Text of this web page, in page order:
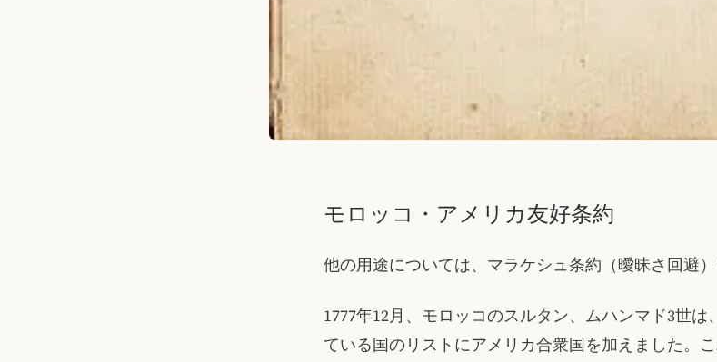
モロッコ・アメリカ友好条約
他の用途については、マラケシュ条約（曖昧さ回避）
1777年12月、モロッコのスルタン、ムハンマド3世
ている国のリストにアメリカ合衆国を加えました。